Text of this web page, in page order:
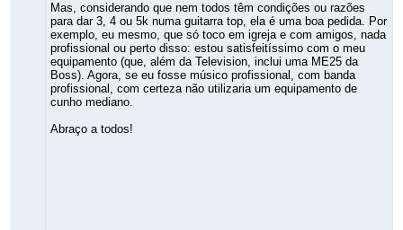
Mas, considerando que nem todos têm condições ou razões
para dar 3, 4 ou 5k numa guitarra top, ela é uma boa pedida. Por
exemplo, eu mesmo, que só toco em igreja e com amigos, nada
profissional ou perto disso: estou satisfeitíssimo com o meu
equipamento (que, além da Television, inclui uma ME25 da
Boss). Agora, se eu fosse músico profissional, com banda
profissional, com certeza não utilizaria um equipamento de
cunho mediano.
Abraço a todos!